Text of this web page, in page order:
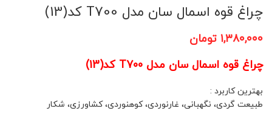
چراغ قوه اسمال سان مدل T700 کد(13)
۱,۳۸۰,۰۰۰ تومان
چراغ قوه اسمال سان مدل T700 کد(13)
بهترین کاربرد :
طبیعت گردی، نگهبانی، غارنوردی، کوهنوردی، کشاورزی، شکار